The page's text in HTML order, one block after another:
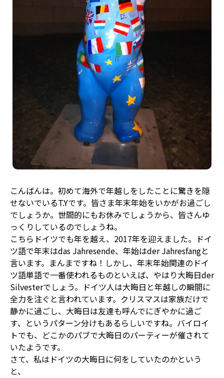
こんばんは。初めて海外で年越しをしたことに驚きを隠
せないでいるT.Yです。皆さま年末年始をいかがお過ごし
でしょうか。世間的にもお休みでしょうから、皆さんゆ
っくりしているのでしょうね。
こちらドイツでも年を越え、2017年を迎えました。ドイ
ツ語で年末はdas Jahresende、年始はder Jahresfangと
言います。まんまですね！しかし、年末年始関連のドイ
ツ語単語で一番使われるものといえば、やはり大晦日der
Silvesterでしょう。ドイツ人は大晦日と年越しの瞬間に
全力を注ぐと言われています。クリスマスは家族だけで
静かに過ごし、大晦日は友達も呼んでにぎやかに過ご
す、というパターン分けもあるらしいですね。バイロイ
トでも、どこかのパブで大晦日のパーティーが催されて
いたようです。
さて、私はドイツの大晦日に何をしていたのかという
と、